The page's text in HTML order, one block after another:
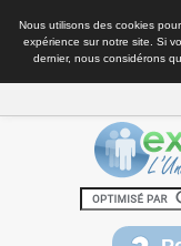
Nous utilisons des cookies
expérience sur notre site. Si
dernier, nous considérons